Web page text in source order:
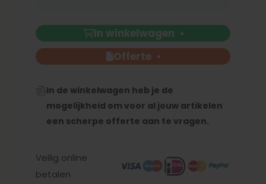
In winkelwagen
Offerte
In de winkelwagen heb je de
mogelijkheid om voor al jouw artikelen
een scherpe offerte aan te vragen.
Veilig online
betalen